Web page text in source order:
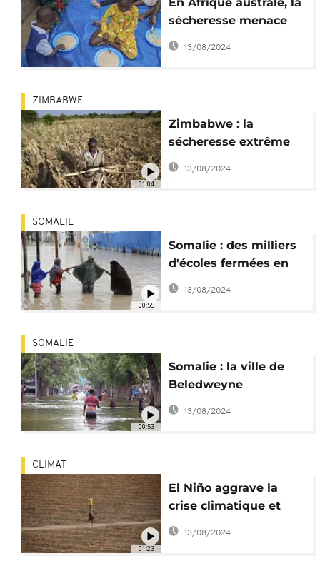
sécheresse menace
les enfants de
malnutrition
13/08/2024
01:04
ZIMBABWE
Zimbabwe : la
sécheresse extrême
cause une pénurie de
nourriture
13/08/2024
00:55
SOMALIE
Somalie : des milliers
d'écoles fermées en
raison des inondations
13/08/2024
00:53
SOMALIE
Somalie : la ville de
Beledweyne
submergée par les
13/08/2024
01:23
CLIMAT
El Niño aggrave la
crise climatique et
l'insécurité
13/08/2024